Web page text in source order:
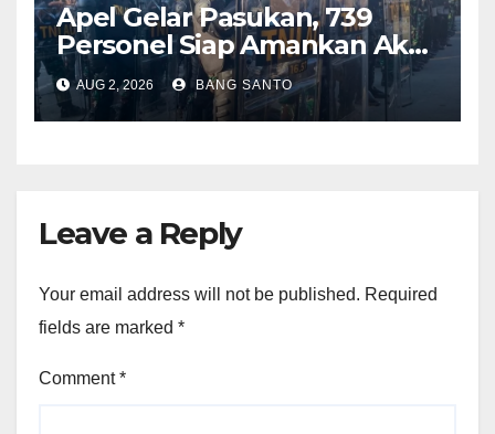
Apel Gelar Pasukan, 739
Personel Siap Amankan Aksi
Damai KNPB di Kantor MRP
Papua Tengah
AUG 2, 2026 BANG SANTO
Leave a Reply
Your email address will not be published. Required
fields are marked *
Comment*